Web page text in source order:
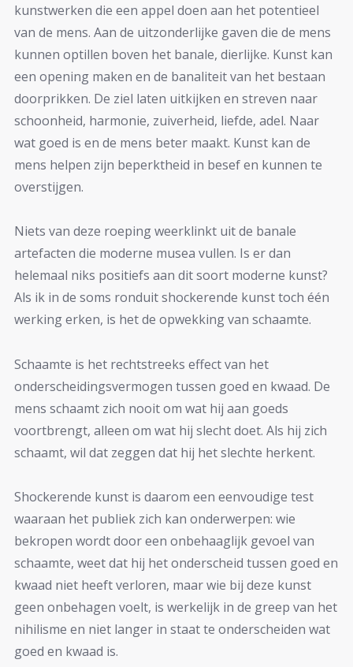
kunstwerken die een appel doen aan het potentieel
van de mens. Aan de uitzonderlijke gaven die de mens
kunnen optillen boven het banale, dierlijke. Kunst kan
een opening maken en de banaliteit van het bestaan
doorprikken. De ziel laten uitkijken en streven naar
schoonheid, harmonie, zuiverheid, liefde, adel. Naar
wat goed is en de mens beter maakt. Kunst kan de
mens helpen zijn beperktheid in besef en kunnen te
overstijgen.
Niets van deze roeping weerklinkt uit de banale
artefacten die moderne musea vullen. Is er dan
helemaal niks positiefs aan dit soort moderne kunst?
Als ik in de soms ronduit shockerende kunst toch één
werking erken, is het de opwekking van schaamte.
Schaamte is het rechtstreeks effect van het
onderscheidingsvermogen tussen goed en kwaad. De
mens schaamt zich nooit om wat hij aan goeds
voortbrengt, alleen om wat hij slecht doet. Als hij zich
schaamt, wil dat zeggen dat hij het slechte herkent.
Shockerende kunst is daarom een eenvoudige test
waaraan het publiek zich kan onderwerpen: wie
bekropen wordt door een onbehaaglijk gevoel van
schaamte, weet dat hij het onderscheid tussen goed en
kwaad niet heeft verloren, maar wie bij deze kunst
geen onbehagen voelt, is werkelijk in de greep van het
nihilisme en niet langer in staat te onderscheiden wat
goed en kwaad is.